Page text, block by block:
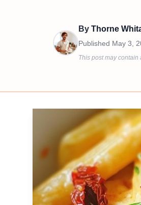
By Thorne
Published May 3,
This post may contain